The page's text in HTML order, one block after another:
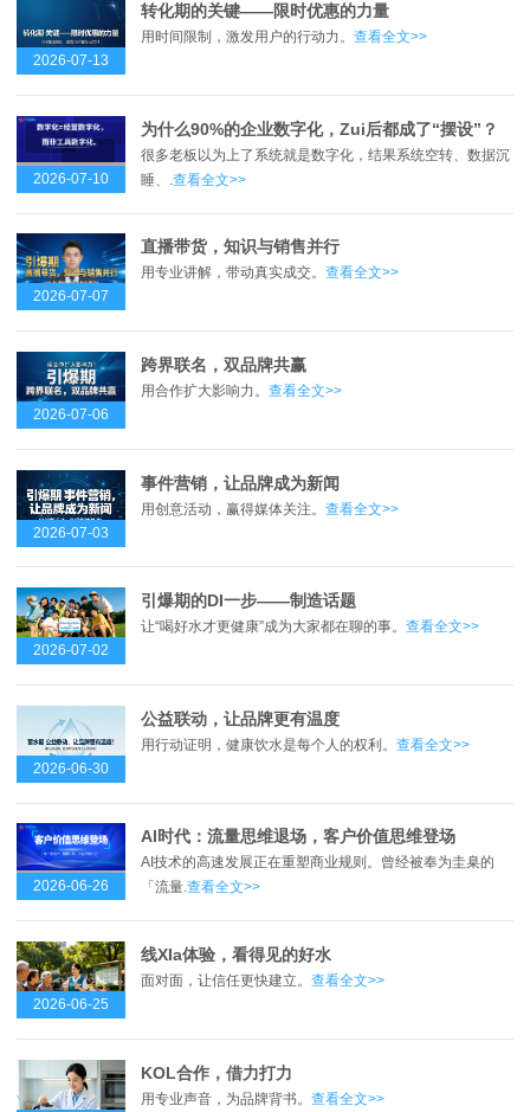
2026-07-13
转化期的关键——限时优惠的力量
用时间限制，激发用户的行动力。 查看全文>>
2026-07-10
为什么90%的企业数字化，Zui后都成了“摆设”？
很多老板以为上了系统就是数字化，结果系统空转、数据沉
睡、.查看全文>>
2026-07-07
直播带货，知识与销售并行
用专业讲解，带动真实成交。 查看全文>>
2026-07-06
跨界联名，双品牌共赢
用合作扩大影响力。 查看全文>>
2026-07-03
事件营销，让品牌成为新闻
用创意活动，赢得媒体关注。 查看全文>>
2026-07-02
引爆期的DI一步——制造话题
让“喝好水才更健康”成为大家都在聊的事。 查看全文>>
2026-06-30
公益联动，让品牌更有温度
用行动证明，健康饮水是每个人的权利。 查看全文>>
2026-06-26
AI时代：流量思维退场，客户价值思维登场
AI技术的高速发展正在重塑商业规则。曾经被奉为圭臬的
「流量.查看全文>>
2026-06-25
线XIa体验，看得见的好水
面对面，让信任更快建立。 查看全文>>
KOL合作，借力打力
用专业声音，为品牌背书。 查看全文>>